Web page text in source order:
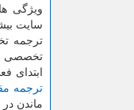
ویژگی
سایت
ترجمه
ابتدا­ی
ترجمه
ماندن